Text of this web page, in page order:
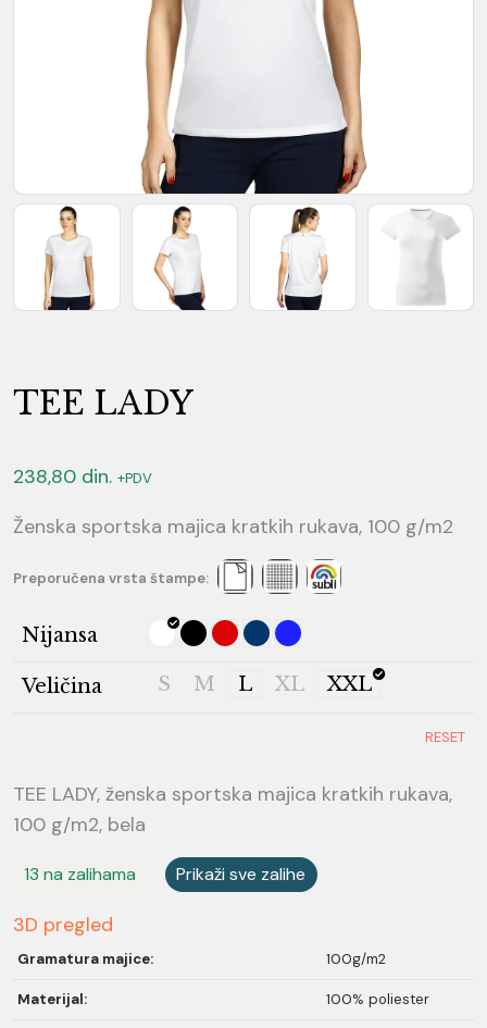
TEE LADY
238,80 din. +PDV
Ženska sportska majica kratkih rukava, 100 g/m2
Preporučena vrsta štampe:
Nijansa
Veličina S M L XL XXL
RESET
TEE LADY, ženska sportska majica kratkih rukava,
100 g/m2, bela
13 na zalihama Prikaži sve zalihe
3D pregled
Gramatura majice: 100g/m2
Materijal: 100% poliester